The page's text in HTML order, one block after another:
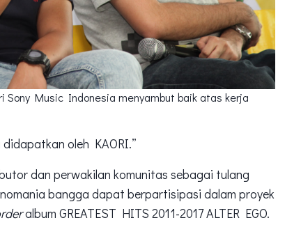
Music Indonesia menyambut baik atas kerja
oleh KAORI.”
dan perwakilan komunitas sebagai tulang
bangga dapat berpartisipasi dalam proyek
album GREATEST HITS 2011-2017 ALTER EGO.